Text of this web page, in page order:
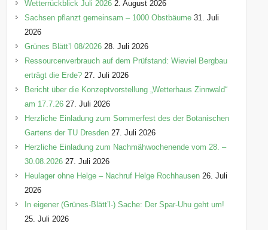
r
e
n
Wetterrückblick Juli 2026 2. August 2026
Sachsen pflanzt gemeinsam – 1000 Obstbäume 31. Juli
2026
Grünes Blätt’l 08/2026 28. Juli 2026
Ressourcenverbrauch auf dem Prüfstand: Wieviel Bergbau
erträgt die Erde? 27. Juli 2026
Bericht über die Konzeptvorstellung „Wetterhaus Zinnwald“
am 17.7.26 27. Juli 2026
Herzliche Einladung zum Sommerfest des der Botanischen
Gartens der TU Dresden 27. Juli 2026
Herzliche Einladung zum Nachmähwochenende vom 28. –
30.08.2026 27. Juli 2026
Heulager ohne Helge – Nachruf Helge Rochhausen 26. Juli
2026
In eigener (Grünes-Blätt’l-) Sache: Der Spar-Uhu geht um!
25. Juli 2026